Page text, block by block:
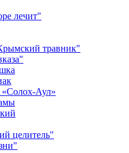
лечит"
травник"
Аул»
целитель"